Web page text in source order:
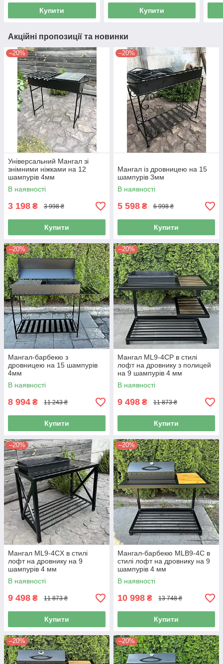
Купити Купити
Акційні пропозиції та новинки
–20%
Універсальний Мангал зі
знімними ніжками на 12
шампурів 4мм
В наявності
3 198 ₴ 3 998 ₴
Купити
–20%
Мангал із дровницею на 15
шампурів 3мм
В наявності
5 598 ₴ 6 998 ₴
Купити
–20%
Мангал-барбекю з
дровницею на 15 шампурів
4мм
В наявності
8 994 ₴ 11 243 ₴
Купити
–20%
Мангал ML9-4СP в стилі
лофт на дровнику з полицей
на 9 шампурів 4 мм
В наявності
9 498 ₴ 11 873 ₴
Купити
–20%
Мангал ML9-4CX в стилі
лофт на дровнику на 9
шампурів 4 мм
В наявності
9 498 ₴ 11 873 ₴
Купити
–20%
Мангал-барбекю MLB9-4С в
стилі лофт на дровнику на 9
шампурів 4 мм
В наявності
10 998 ₴ 13 748 ₴
Купити
–20% –20%